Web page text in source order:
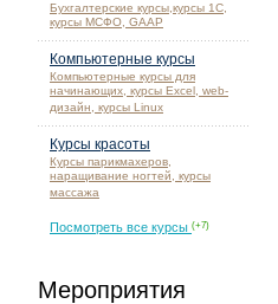
Бухгалтерские курсы,курсы 1С,
курсы МСФО, GAAP
Компьютерные курсы
Компьютерные курсы для
начинающих, курсы Excel, web-
дизайн, курсы Linux
Курсы красоты
Курсы парикмахеров,
наращивание ногтей, курсы
массажа
Посмотреть все курсы (+7)
Мероприятия